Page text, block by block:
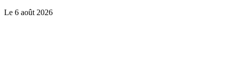
Le 6 août 2026